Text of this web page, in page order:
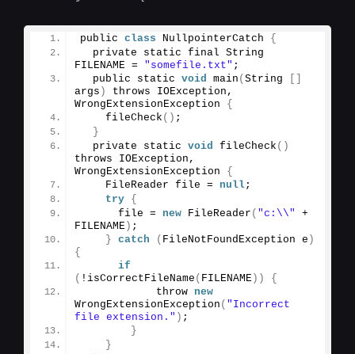
public class NullpointerCatch {
  private static final String
FILENAME = "somefile.txt" ;
  public static
void main (String
[]
args )
throws IOException,
WrongExtensionException {
fileCheck () ;
}
  private static
void fileCheck ()
throws IOException,
WrongExtensionException {
    FileReader file =
null;
try {
      file =
new FileReader ( "c:\\"
+
FILENAME) ;
} catch ( FileNotFoundException e )
{
if
( ! isCorrectFileName ( FILENAME))
{
            throw
new
WrongExtensionException ( "Incorrect
file extension." ) ;
}
}